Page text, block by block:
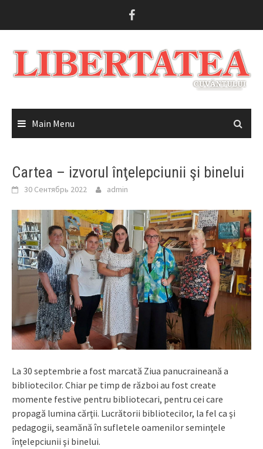
Main Menu
Cartea – izvorul înţelepciunii şi binelui
30 Сентябрь 2022 admin
La 30 septembrie a fost marcată Ziua panucraineană a
bibliotecilor. Chiar pe timp de război au fost create
momente festive pentru bibliotecari, pentru cei care
propagă lumina cărţii. Lucrătorii bibliotecilor, la fel ca şi
pedagogii, seamănă în sufletele oamenilor seminţele
înţelepciunii şi binelui.